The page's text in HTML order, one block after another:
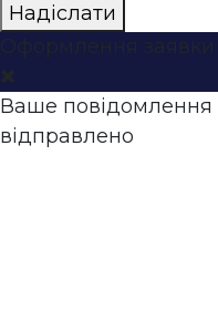
Надіслати
Ваше повідомлення
відправлено